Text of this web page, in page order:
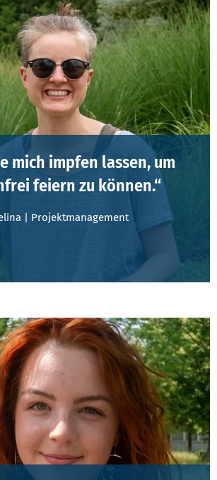
mich impfen lassen, um
feiern zu können.“
| Projektmanagement